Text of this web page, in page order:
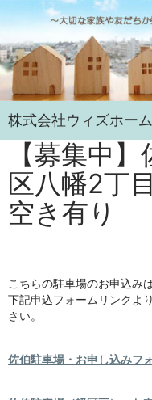
ン
テ
ン
ツ
へ
ス
キ
株式会社ウィズホーム
検
索
【募集中
区八幡2丁
空き有り
こちらの駐車場のお申込み
下記申込フォームリンクよ
さい。
佐伯駐車場・お申し込みフ